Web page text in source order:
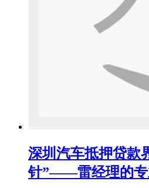
深圳汽车抵押贷款
针”——雷经理的专